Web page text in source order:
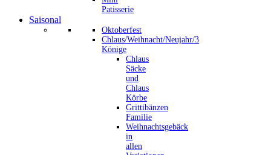
Patisserie
Saisonal
Oktoberfest
Chlaus/Weihnacht/Neujahr/3
Könige
Chlaus
Säcke
und
Chlaus
Körbe
Grittibänzen
Familie
Weihnachtsgebäck
in
allen